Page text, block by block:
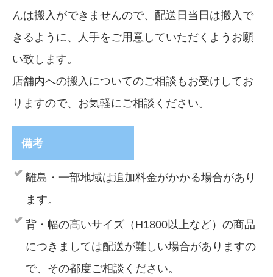
んは搬入ができませんので、配送日当日は搬入で
きるように、人手をご用意していただくようお願
い致します。
店舗内への搬入についてのご相談もお受けしてお
りますので、お気軽にご相談ください。
備考
離島・一部地域は追加料金がかかる場合があり
ます。
背・幅の高いサイズ（H1800以上など）の商品
につきましては配送が難しい場合がありますの
で、その都度ご相談ください。